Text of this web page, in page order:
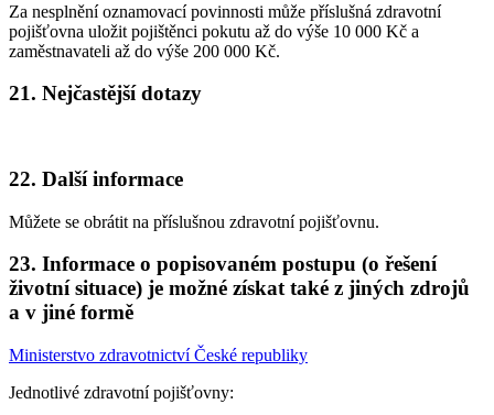
Za nesplnění oznamovací povinnosti může příslušná zdravotní
pojišťovna uložit pojištěnci pokutu až do výše 10 000 Kč a
zaměstnavateli až do výše 200 000 Kč.
21. Nejčastější dotazy
22. Další informace
Můžete se obrátit na příslušnou zdravotní pojišťovnu.
23. Informace o popisovaném postupu (o řešení
životní situace) je možné získat také z jiných zdrojů
a v jiné formě
Ministerstvo zdravotnictví České republiky
Jednotlivé zdravotní pojišťovny: